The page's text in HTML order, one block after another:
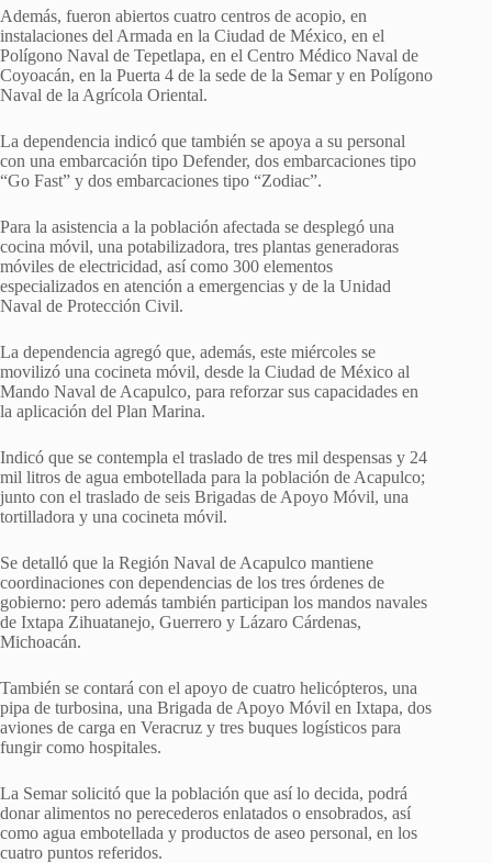
Además, fueron abiertos cuatro centros de acopio, en
instalaciones del Armada en la Ciudad de México, en el
Polígono Naval de Tepetlapa, en el Centro Médico Naval de
Coyoacán, en la Puerta 4 de la sede de la Semar y en Polígono
Naval de la Agrícola Oriental.
La dependencia indicó que también se apoya a su personal
con una embarcación tipo Defender, dos embarcaciones tipo
“Go Fast” y dos embarcaciones tipo “Zodiac”.
Para la asistencia a la población afectada se desplegó una
cocina móvil, una potabilizadora, tres plantas generadoras
móviles de electricidad, así como 300 elementos
especializados en atención a emergencias y de la Unidad
Naval de Protección Civil.
La dependencia agregó que, además, este miércoles se
movilizó una cocineta móvil, desde la Ciudad de México al
Mando Naval de Acapulco, para reforzar sus capacidades en
la aplicación del Plan Marina.
Indicó que se contempla el traslado de tres mil despensas y 24
mil litros de agua embotellada para la población de Acapulco;
junto con el traslado de seis Brigadas de Apoyo Móvil, una
tortilladora y una cocineta móvil.
Se detalló que la Región Naval de Acapulco mantiene
coordinaciones con dependencias de los tres órdenes de
gobierno: pero además también participan los mandos navales
de Ixtapa Zihuatanejo, Guerrero y Lázaro Cárdenas,
Michoacán.
También se contará con el apoyo de cuatro helicópteros, una
pipa de turbosina, una Brigada de Apoyo Móvil en Ixtapa, dos
aviones de carga en Veracruz y tres buques logísticos para
fungir como hospitales.
La Semar solicitó que la población que así lo decida, podrá
donar alimentos no perecederos enlatados o ensobrados, así
como agua embotellada y productos de aseo personal, en los
cuatro puntos referidos.